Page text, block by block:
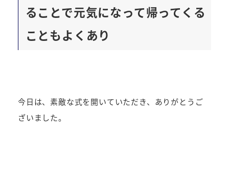
ることで元気になって帰ってくる
こともよくあり
今日は、素敵な式を開いていただき、ありがとうご
ざいました。